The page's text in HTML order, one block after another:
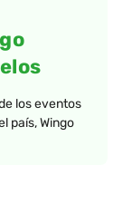
los eventos
país, Wingo